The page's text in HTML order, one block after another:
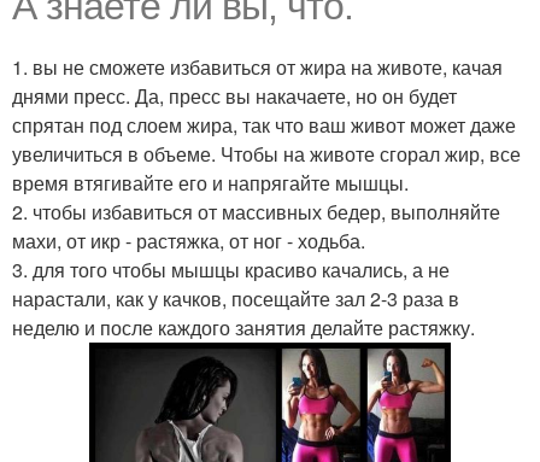
1. вы не сможете избавиться от жира на животе, качая
днями пресс. Да, пресс вы накачаете, но он будет
спрятан под слоем жира, так что ваш живот может даже
увеличиться в объеме. Чтобы на животе сгорал жир, все
время втягивайте его и напрягайте мышцы.
2. чтобы избавиться от массивных бедер, выполняйте
махи, от икр - растяжка, от ног - ходьба.
3. для того чтобы мышцы красиво качались, а не
нарастали, как у качков, посещайте зал 2-3 раза в
неделю и после каждого занятия делайте растяжку.